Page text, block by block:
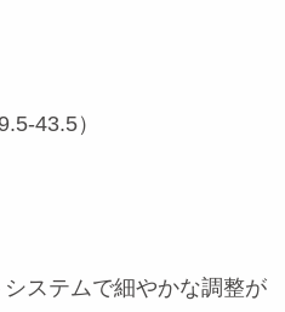
43.5）
ステムで細やかな調整が